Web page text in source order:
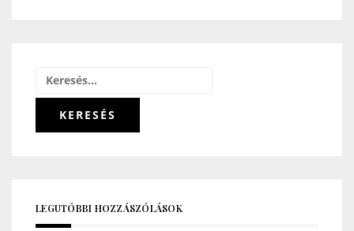
Keresés:
LEGUTÓBBI HOZZÁSZÓLÁSOK